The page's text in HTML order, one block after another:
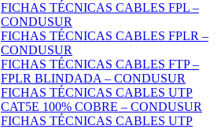
FICHAS TÉCNICAS CABLES FPL –
CONDUSUR
FICHAS TÉCNICAS CABLES FPLR –
CONDUSUR
FICHAS TÉCNICAS CABLES FTP –
FPLR BLINDADA – CONDUSUR
FICHAS TÉCNICAS CABLES UTP
CAT5E 100% COBRE – CONDUSUR
FICHAS TÉCNICAS CABLES UTP